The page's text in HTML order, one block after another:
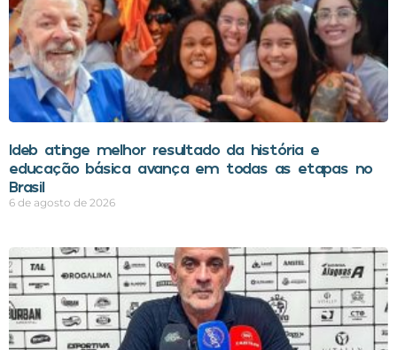
Ideb atinge melhor resultado da história e
educação básica avança em todas as etapas no
Brasil
6 de agosto de 2026